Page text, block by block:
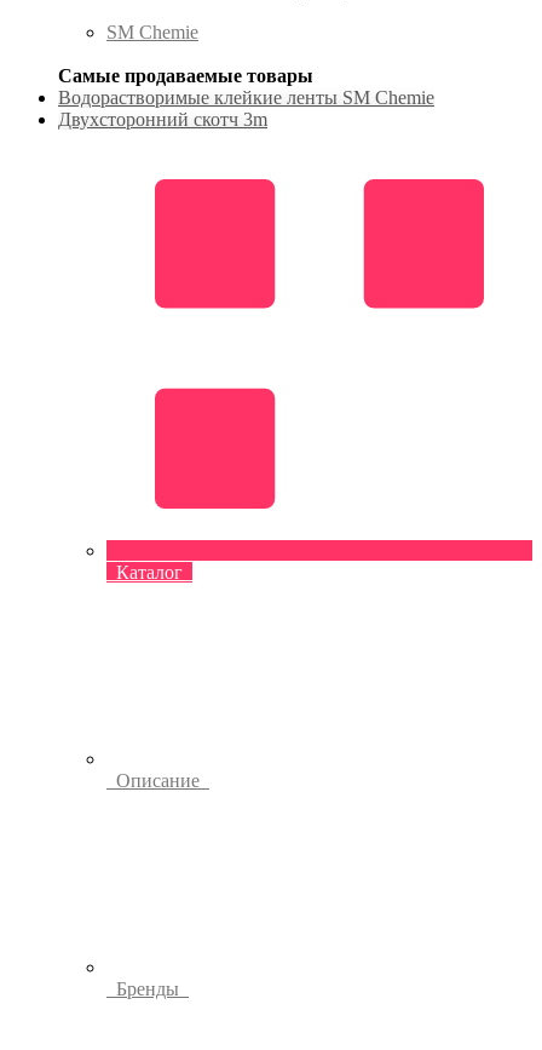
SM Chemie
Самые продаваемые товары
Водорастворимые клейкие ленты SM Chemie
Двухсторонний скотч 3m
Каталог
Описание
Бренды